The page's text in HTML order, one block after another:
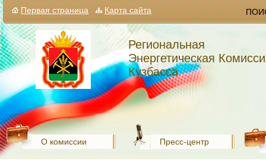
Первая страница Карта сайта
Региональная
Энергетическая
Кузбасса
О комиссии Пресс-центр